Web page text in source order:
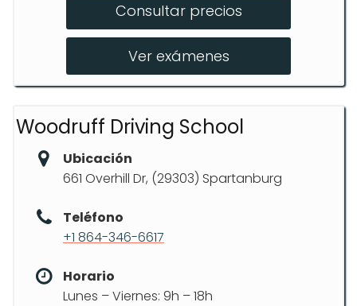
Pruebas de Manejo
Clases de Reducción de Puntos
Consultar precios
Ver exámenes
Woodruff Driving School
Ubicación
661 Overhill Dr, (29303) Spartanburg
Teléfono
+1 864-346-6617
Horario
Lunes – Viernes: 9h – 18h